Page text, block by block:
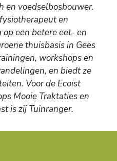
en voedselbosbouwer.
en
een betere eet- en
thuisbasis in Gees
workshops en
en biedt ze
Voor de Ecoïst
Mooie Traktaties en
is zij Tuinranger.